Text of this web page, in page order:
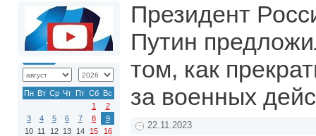
Пн Вт Ср Чт Пт Сб Вс
1
2
3
4 5 6 7 8
9
10 11 12 13 14 15
16
Президент
Путин
том, как
за военных
22.11.2023